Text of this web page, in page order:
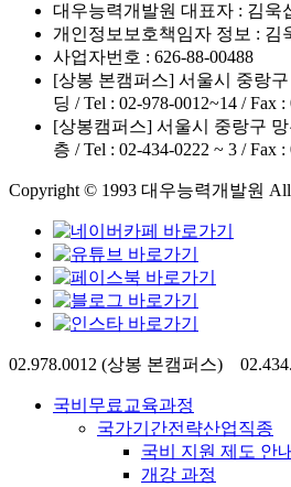
대우능력개발원 대표자 : 김욱
개인정보보호책임자 정보 : 김
사업자번호 : 626-88-00488
[상봉 본캠퍼스] 서울시 중랑
딩 / Tel : 02-978-0012~14 / Fax :
[상봉캠퍼스] 서울시 중랑구
층 / Tel : 02-434-0222 ~ 3 / Fax :
Copyright © 1993 대우능력개발원 All
Close
02.978.0012 (상봉 본캠퍼스)
국비무료교육과정
국가기간전략산업직종
국비 지원 제도 안내
개강 과정